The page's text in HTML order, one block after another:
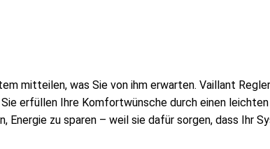
mitteilen, was Sie von ihm erwarten. Vaillant
erfüllen Ihre Komfortwünsche durch einen
Energie zu sparen – weil sie dafür sorgen, dass Ihr